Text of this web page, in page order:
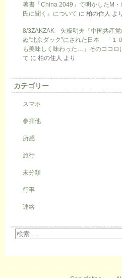
著書「China 2049」で明かしたM・
氏に聞く』について に 柏の住人 より
8/3ZAKZAK 矢板明夫『中国共産党
ぬ“北京ダック”にされた日本 「１
も美味しく味わった…」そのココロ
て に 柏の住人 より
カテゴリー
スマホ
参拝他
所感
旅行
未分類
行事
連絡